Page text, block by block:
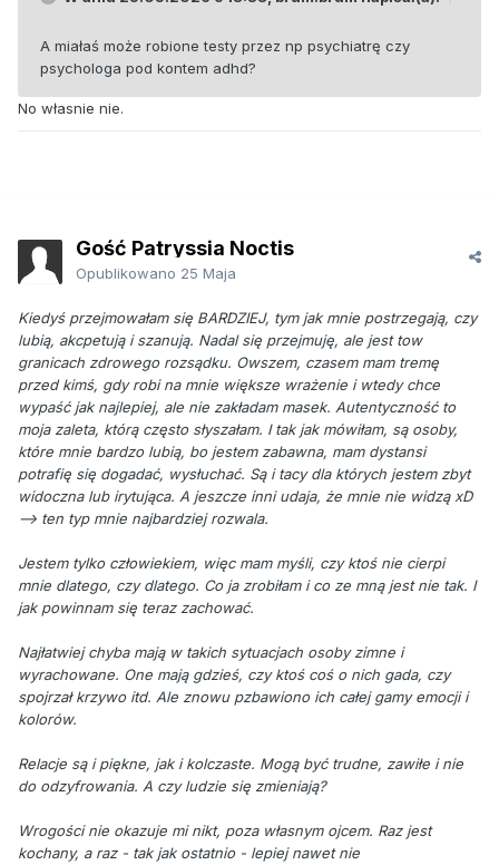
A miałaś może robione testy przez np psychiatrę czy
psychologa pod kontem adhd?
No własnie nie.
Gość Patryssia Noctis
Opublikowano 25 Maja
Kiedyś przejmowałam się BARDZIEJ, tym jak mnie postrzegają, czy
lubią, akcpetują i szanują. Nadal się przejmuję, ale jest tow
granicach zdrowego rozsądku. Owszem, czasem mam tremę
przed kimś, gdy robi na mnie większe wrażenie i wtedy chce
wypaść jak najlepiej, ale nie zakładam masek. Autentyczność to
moja zaleta, którą często słyszałam. I tak jak mówiłam, są osoby,
które mnie bardzo lubią, bo jestem zabawna, mam dystansi
potrafię się dogadać, wysłuchać. Są i tacy dla których jestem zbyt
widoczna lub irytująca. A jeszcze inni udaja, że mnie nie widzą xD
--> ten typ mnie najbardziej rozwala.
Jestem tylko człowiekiem, więc mam myśli, czy ktoś nie cierpi
mnie dlatego, czy dlatego. Co ja zrobiłam i co ze mną jest nie tak. I
jak powinnam się teraz zachować.
Najłatwiej chyba mają w takich sytuacjach osoby zimne i
wyrachowane. One mają gdzieś, czy ktoś coś o nich gada, czy
spojrzał krzywo itd. Ale znowu pzbawiono ich całej gamy emocji i
kolorów.
Relacje są i piękne, jak i kolczaste. Mogą być trudne, zawiłe i nie
do odzyfrowania. A czy ludzie się zmieniają?
Wrogości nie okazuje mi nikt, poza własnym ojcem. Raz jest
kochany, a raz - tak jak ostatnio - lepiej nawet nie